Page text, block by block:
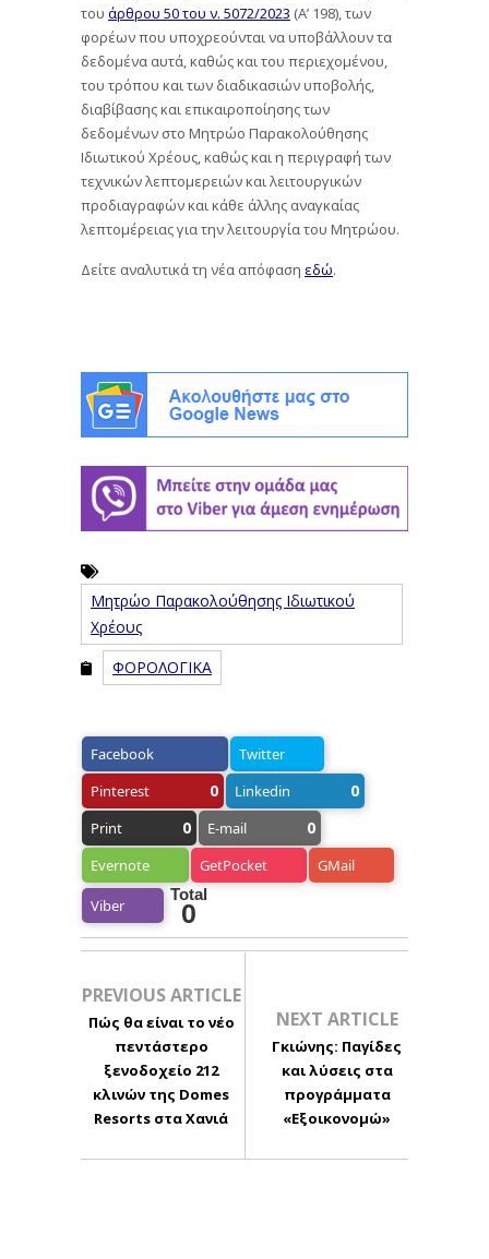
του άρθρου 50 του ν. 5072/2023 (Α’ 198), των
φορέων που υποχρεούνται να υποβάλλουν τα
δεδομένα αυτά, καθώς και του περιεχομένου,
του τρόπου και των διαδικασιών υποβολής,
διαβίβασης και επικαιροποίησης των
δεδομένων στο Μητρώο Παρακολούθησης
Ιδιωτικού Χρέους, καθώς και η περιγραφή των
τεχνικών λεπτομερειών και λειτουργικών
προδιαγραφών και κάθε άλλης αναγκαίας
λεπτομέρειας για την λειτουργία του Μητρώου.
Δείτε αναλυτικά τη νέα απόφαση εδώ.
Μητρώο Παρακολούθησης Ιδιωτικού
Χρέους
ΦΟΡΟΛΟΓΙΚΑ
Facebook
Twitter
Pinterest
0 Linkedin 0
Print 0 E-mail 0
Evernote GetPocket GMail
Viber
Total
0
PREVIOUS ARTICLE
Πώς θα είναι το νέο
πεντάστερο
ξενοδοχείο 212
κλινών της Domes
Resorts στα Χανιά
NEXT ARTICLE
Γκιώνης: Παγίδες
και λύσεις στα
προγράμματα
«Εξοικονομώ»